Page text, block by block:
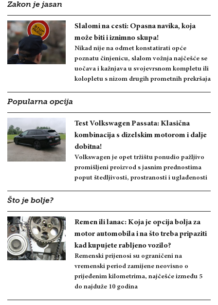
Zakon je jasan
Slalomi na cesti: Opasna navika, koja
može biti i iznimno skupa!
Nikad nije na odmet konstatirati opće
poznatu činjenicu, slalom vožnja najčešće se
uočava i kažnjava u svojevrsnom kompletu ili
kolopletu s nizom drugih prometnih prekršaja
Popularna opcija
Test Volkswagen Passata: Klasična
kombinacija s dizelskim motorom i dalje
dobitna!
Volkswagen je opet tržištu ponudio pažljivo
promišljeni proizvod s jasnim prednostima
poput štedljivosti, prostranosti i uglađenosti
Što je bolje?
Remen ili lanac: Koja je opcija bolja za
motor automobila i na što treba pripaziti
kad kupujete rabljeno vozilo?
Remenski prijenosi su ograničeni na
vremenski period zamijene neovisno o
prijeđenim kilometrima, najčešće između 5
do najduže 10 godina